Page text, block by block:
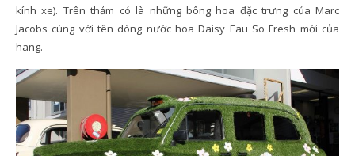
kính xe). Trên thảm có là những bông hoa đặc trưng của Marc
Jacobs cùng với tên dòng nước hoa Daisy Eau So Fresh mới của
hãng.